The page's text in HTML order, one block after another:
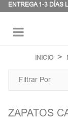
ENTREGA 1-3 DÍAS
palanca
INICIO
Filtrar Por
ZAPATOS
Panel de gestión de